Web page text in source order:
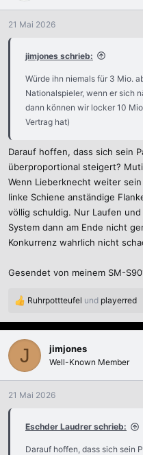
21 Mai 2026
jimjones schrieb:
Würde ihn niemals für 3 Mio.
Nationalspieler, wenn er sich
dann können wir locker 10
Vertrag hat)
Darauf hoffen, dass sich sein
überproportional steigert?
Wenn Lieberknecht weiter
linke Schiene anständige
völlig schuldig. Nur Laufen
System dann am Ende nicht
Konkurrenz wahrlich nicht
Gesendet von meinem SM-
R
a
k
i
o
n
Ruhrpottteufel und playerred
J jimjones
Well-Known Member
21 Mai 2026
Eschder Laudrer schrieb:
Darauf hoffen, dass sich sein